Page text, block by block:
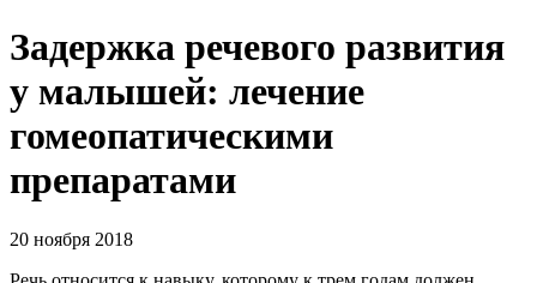
Задержка речевого развития
у малышей: лечение
гомеопатическими
препаратами
20 ноября 2018